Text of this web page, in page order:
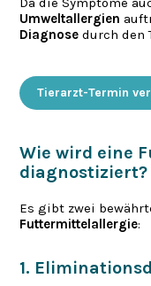
Umweltallergien
Diagnose durch den
Tierarzt-Termin
Wie wird eine
diagnostiziert?
Es gibt zwei
Futtermittelallergie:
1.